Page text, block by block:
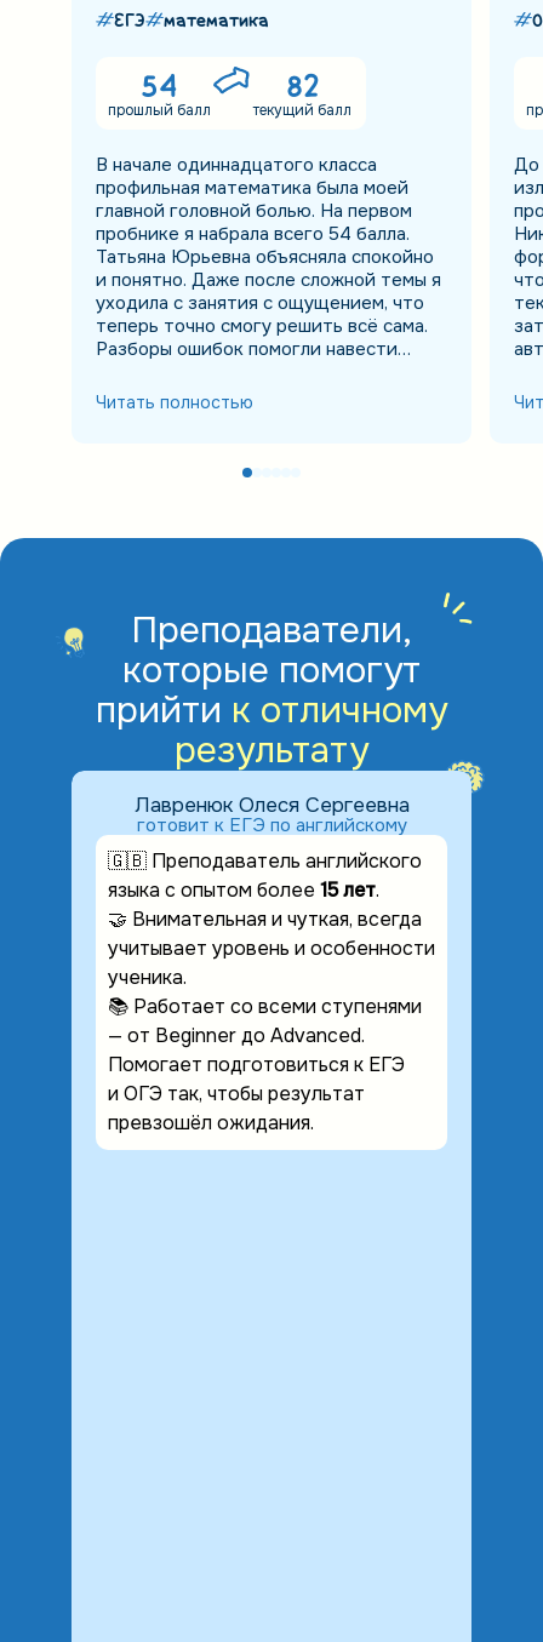
ЕГЭ математика
54
прошлый балл
82
текущий балл
В начале одиннадцатого класса
профильная математика была моей
главной головной болью. На первом
пробнике я набрала всего 54 балла.
Татьяна Юрьевна объясняла спокойно
и понятно. Даже после сложной темы я
уходила с занятия с ощущением, что
теперь точно смогу решить всё сама.
Разборы ошибок помогли навести
хвататься за всё сразу и начала
Когда увидела результат, сначала не
благодарна Татьяне Юрьевне за
Читать полностью
До
Преподаватели,
которые помогут
прийти к отличному
результату
Лавренюк Олеся Сергеевна
готовит к ЕГЭ по английскому
🇬🇧 Преподаватель английского
языка с опытом более 15 лет.
🤝 Внимательная и чуткая, всегда
учитывает уровень и особенности
ученика.
📚 Работает со всеми ступенями
— от Beginner до Advanced.
Помогает подготовиться к ЕГЭ
и ОГЭ так, чтобы результат
превзошёл ожидания.